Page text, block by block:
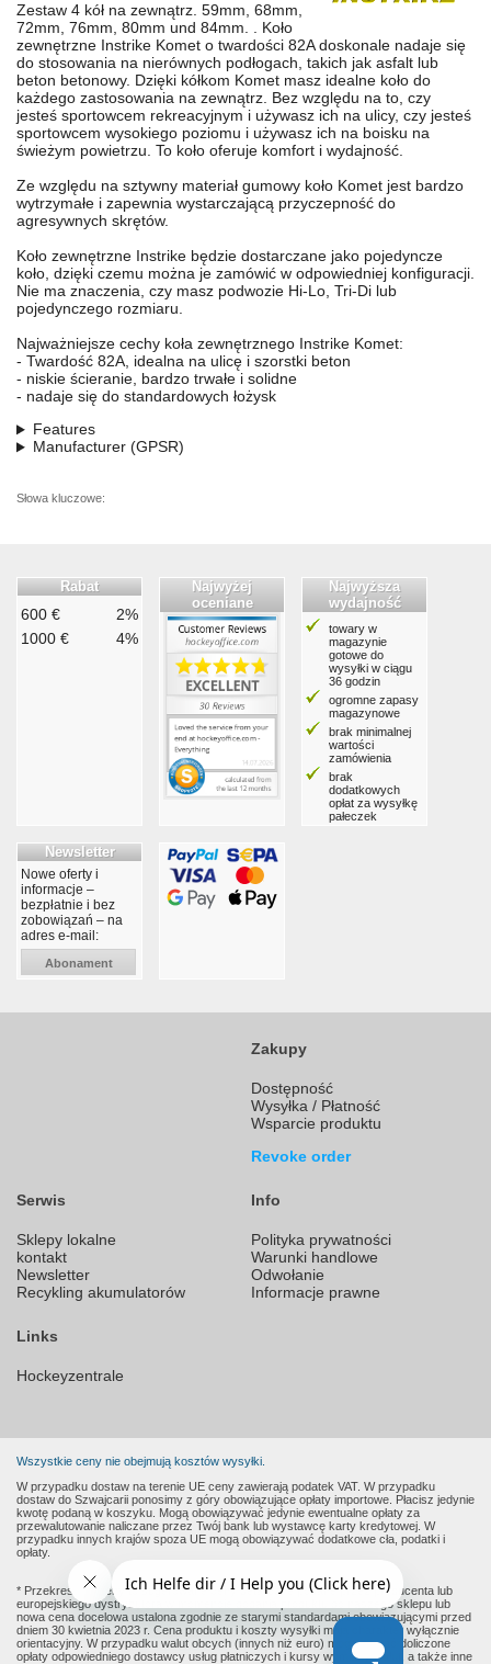
Zestaw 4 kół na zewnątrz. 59mm, 68mm,
72mm, 76mm, 80mm und 84mm. . Koło
zewnętrzne Instrike Komet o twardości 82A doskonale nadaje się
do stosowania na nierównych podłogach, takich jak asfalt lub
beton betonowy. Dzięki kółkom Komet masz idealne koło do
każdego zastosowania na zewnątrz. Bez względu na to, czy
jesteś sportowcem rekreacyjnym i używasz ich na ulicy, czy jesteś
sportowcem wysokiego poziomu i używasz ich na boisku na
świeżym powietrzu. To koło oferuje komfort i wydajność.
Ze względu na sztywny materiał gumowy koło Komet jest bardzo
wytrzymałe i zapewnia wystarczającą przyczepność do
agresywnych skrętów.
Koło zewnętrzne Instrike będzie dostarczane jako pojedyncze
koło, dzięki czemu można je zamówić w odpowiedniej konfiguracji.
Nie ma znaczenia, czy masz podwozie Hi-Lo, Tri-Di lub
pojedynczego rozmiaru.
Najważniejsze cechy koła zewnętrznego Instrike Komet:
- Twardość 82A, idealna na ulicę i szorstki beton
- niskie ścieranie, bardzo trwałe i solidne
- nadaje się do standardowych łożysk
Features
Manufacturer (GPSR)
Słowa kluczowe:
Rabat
600 €
2%
1000 €
4%
Najwyżej
oceniane
Najwyższa
wydajność
towary w
magazynie
gotowe do
wysyłki w ciągu
36 godzin
ogromne zapasy
magazynowe
brak minimalnej
wartości
zamówienia
brak
dodatkowych
opłat za wysyłkę
pałeczek
Newsletter
Nowe oferty i
informacje –
bezpłatnie i bez
zobowiązań – na
adres e-mail:
Abonament
Zakupy
Dostępność
Wysyłka / Płatność
Wsparcie produktu
Revoke order
Serwis
Sklepy lokalne
kontakt
Newsletter
Recykling akumulatorów
Info
Polityka prywatności
Warunki handlowe
Odwołanie
Informacje prawne
Links
Hockeyzentrale
Wszystkie ceny nie obejmują kosztów wysyłki.
W przypadku dostaw na terenie UE ceny zawierają podatek VAT. W przypadku
dostaw do Szwajcarii ponosimy z góry obowiązujące opłaty importowe. Płacisz jedynie
kwotę podaną w koszyku. Mogą obowiązywać jedynie ewentualne opłaty za
przewalutowanie naliczane przez Twój bank lub wystawcę karty kredytowej. W
przypadku innych krajów spoza UE mogą obowiązywać dodatkowe cła, podatki i
opłaty.
* Przekreślone ceny to sugerowane ceny detaliczne podane przez producenta lub
europejskiego dystrybutora w momencie dodania produktu do naszego sklepu lub
nowa cena docelowa ustalona zgodnie ze starymi standardami obowiązującymi przed
dniem 30 kwietnia 2023 r. Cena produktu i koszty wysyłki mają charakter wyłącznie
orientacyjny. W przypadku walut obcych (innych niż euro) mogą zostać doliczone
opłaty odpowiedniego dostawcy usług płatniczych i kursy wymiany walut, a także inne